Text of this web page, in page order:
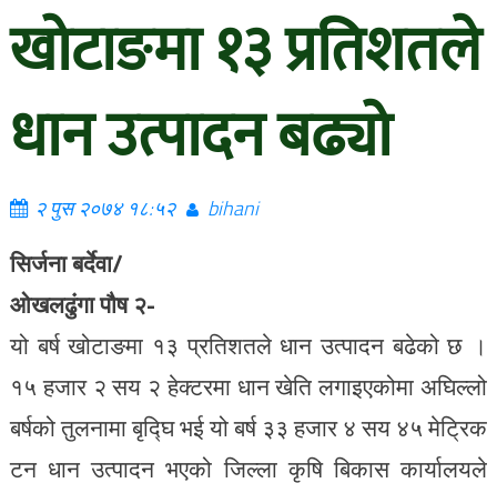
खोटाङमा १३ प्रतिशतले
धान उत्पादन बढ्यो
२ पुस २०७४ १८:५२ bihani
सिर्जना बर्देवा/
ओखलढुंगा पौष २-
यो बर्ष खोटाङमा १३ प्रतिशतले धान उत्पादन बढेको छ ।
१५ हजार २ सय २ हेक्टरमा धान खेति लगाइएकोमा अघिल्लो
बर्षको तुलनामा बृद्घि भई यो बर्ष ३३ हजार ४ सय ४५ मेट्रिक
टन धान उत्पादन भएको जिल्ला कृषि बिकास कार्यालयले